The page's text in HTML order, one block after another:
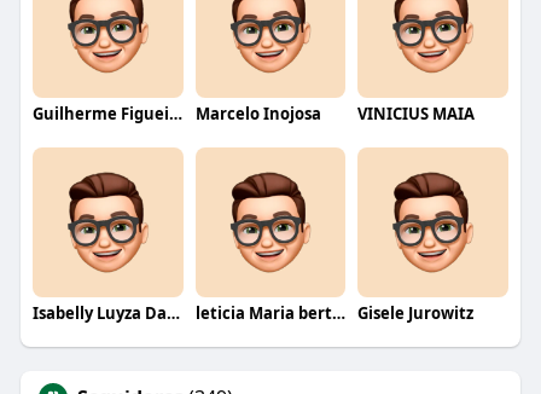
Guilherme Figueiredo Marcelo Inojosa VINICIUS MAIA
Isabelly Luyza Da Costa melo leticia Maria bertino Mello de andrade Gisele Jurowitz